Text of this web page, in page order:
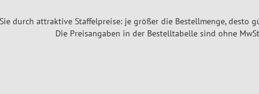
durch attraktive Staffelpreise: je größer die Bestellmenge, desto
Die Preisangaben in der Bestelltabelle sind ohne